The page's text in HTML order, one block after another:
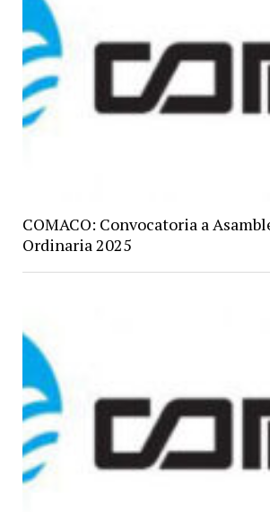
COMACO: Convocatoria a
Ordinaria 2025